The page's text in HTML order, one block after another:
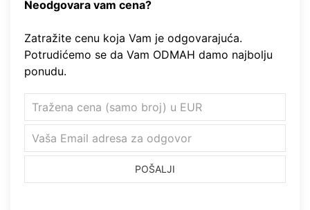
Neodgovara vam cena?
Zatražite cenu koja Vam je odgovarajuća.
Potrudićemo se da Vam ODMAH damo najbolju
ponudu.
POŠALJI